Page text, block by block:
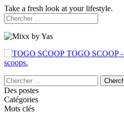
Take a fresh look at your lifestyle.
TOGO SCOOP -
scoops.
Des postes
Catégories
Mots clés